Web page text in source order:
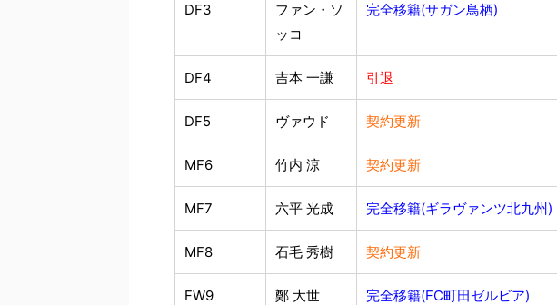
DF3
ファン・ソ
ッコ
完全移籍(サガン鳥栖)
DF4 吉本 一謙 引退
DF5 ヴァウド 契約更新
MF6 竹内 涼 契約更新
MF7 六平 光成 完全移籍(ギラヴァンツ北九州)
MF8 石毛 秀樹 契約更新
FW9 鄭 大世 完全移籍(FC町田ゼルビア)